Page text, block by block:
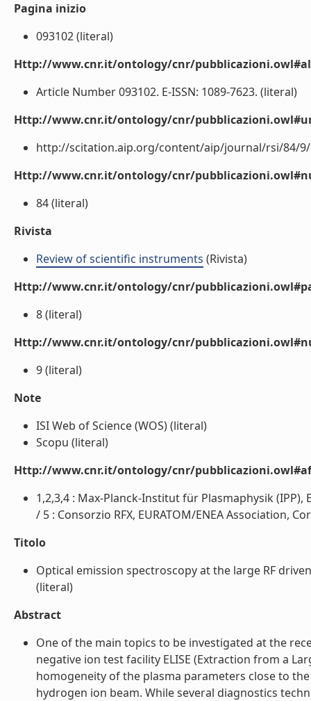
Pagina inizio
093102 (literal)
Http://www.cnr.it/ontology/cnr/
Article Number 093102. E-ISSN: 1089-7623. (literal)
Http://www.cnr.it/ontology/cnr/
http://scitation.aip.org/content/aip/journal/rsi/84/9/
Http://www.cnr.it/ontology/cnr/
84 (literal)
Rivista
Review of scientific instruments (Rivista)
Http://www.cnr.it/ontology/cnr/
8 (literal)
Http://www.cnr.it/ontology/cnr/
9 (literal)
Note
ISI Web of Science (WOS) (literal)
Scopu (literal)
Http://www.cnr.it/ontology/cnr/
1,2,3,4 : Max-Planck-Institut für Plasmaphysik (IPP),
/ 5 : Consorzio RFX, EURATOM/ENEA Association,
Titolo
Optical emission spectroscopy at the large RF
(literal)
Abstract
One of the main topics to be investigated at the
negative ion test facility ELISE (Extraction from a
homogeneity of the plasma parameters close to
hydrogen ion beam. While several diagnostics